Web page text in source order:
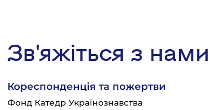
Зв'яжіться з нами
Кореспонденція та пожертви
Фонд Катедр Українознавства